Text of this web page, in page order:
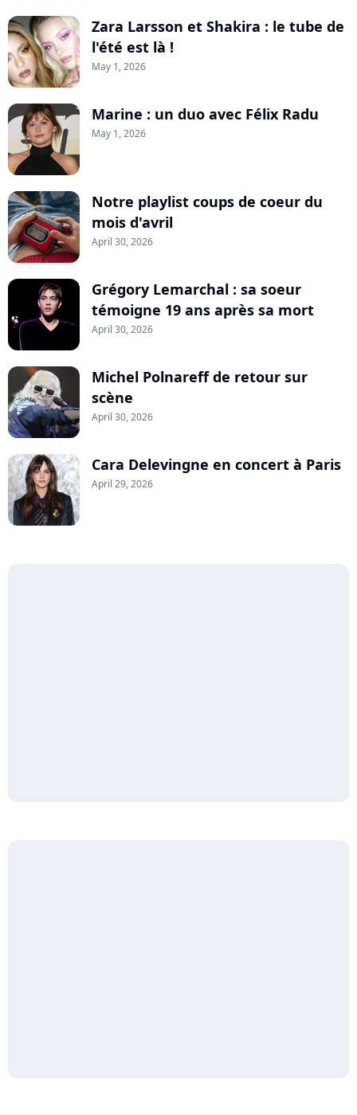
Zara Larsson et Shakira : le tube de
l'été est là !
May 1, 2026
Marine : un duo avec Félix Radu
May 1, 2026
Notre playlist coups de coeur du
mois d'avril
April 30, 2026
Grégory Lemarchal : sa soeur
témoigne 19 ans après sa mort
April 30, 2026
Michel Polnareff de retour sur
scène
April 30, 2026
Cara Delevingne en concert à Paris
April 29, 2026